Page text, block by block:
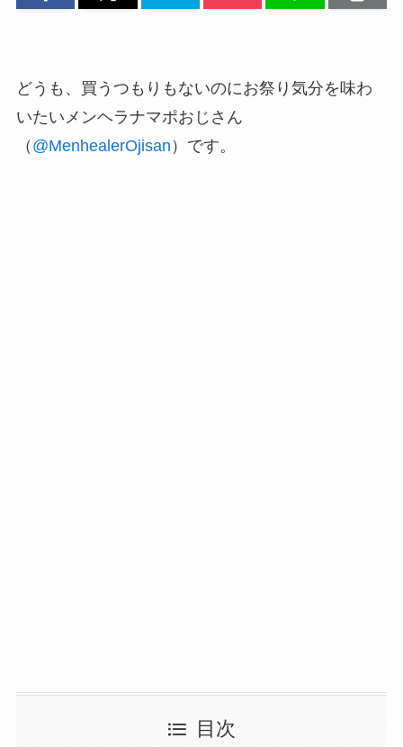
どうも、買うつもりもないのにお祭り気分を味わ
いたいメンヘラナマポおじさん
（ @MenhealerOjisan ）です。
目次